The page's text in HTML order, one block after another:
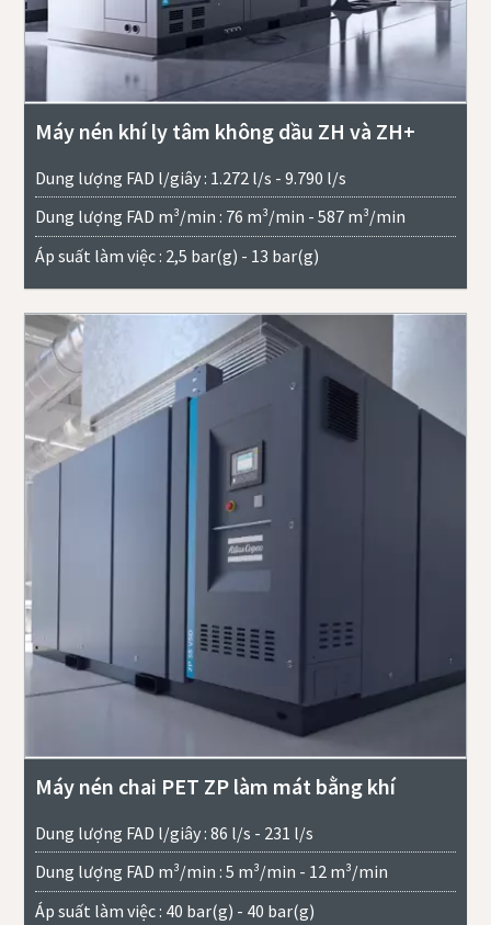
Máy nén khí ly tâm không dầu ZH và ZH+
Dung lượng FAD l/giây : 1.272 l/s - 9.790 l/s
Dung lượng FAD m³/min : 76 m³/min - 587 m³/min
Áp suất làm việc : 2,5 bar(g) - 13 bar(g)
Máy nén chai PET ZP làm mát bằng khí
Dung lượng FAD l/giây : 86 l/s - 231 l/s
Dung lượng FAD m³/min : 5 m³/min - 12 m³/min
Áp suất làm việc : 40 bar(g) - 40 bar(g)